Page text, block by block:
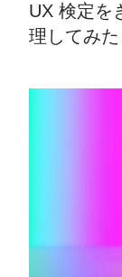
UX 検定を
理してみた